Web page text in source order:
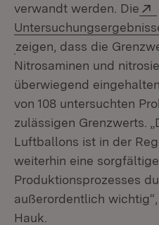
verwandt werden. Die
(Öffnet in neuem
zeigen, dass die
Nitrosaminen und
überwiegend
von 108 untersuchten
zulässigen Grenzwerts.
Luftballons ist in der
weiterhin eine
Produktionsprozesses
außerordentlich
Hauk.